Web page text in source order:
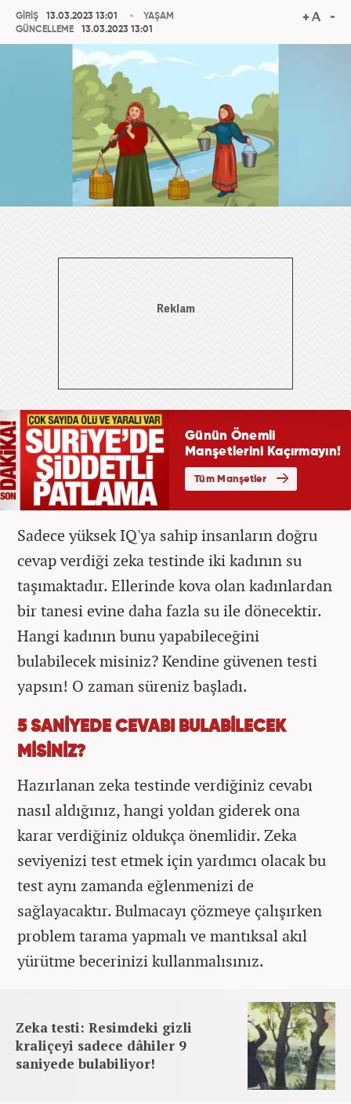
GİRİŞ
13.03.2023 13:01
GÜNCELLEME
13.03.2023 13:01
YAŞAM
Sadece yüksek IQ'ya sahip insanların doğru
cevap verdiği zeka testinde iki kadının su
taşımaktadır. Ellerinde kova olan kadınlardan
bir tanesi evine daha fazla su ile dönecektir.
Hangi kadının bunu yapabileceğini
bulabilecek misiniz? Kendine güvenen testi
yapsın! O zaman süreniz başladı.
5 SANİYEDE CEVABI BULABİLECEK
MİSİNİZ?
Hazırlanan zeka testinde verdiğiniz cevabı
nasıl aldığınız, hangi yoldan giderek ona
karar verdiğiniz oldukça önemlidir. Zeka
seviyenizi test etmek için yardımcı olacak bu
test aynı zamanda eğlenmenizi de
sağlayacaktır. Bulmacayı çözmeye çalışırken
problem tarama yapmalı ve mantıksal akıl
yürütme becerinizi kullanmalısınız.
Zeka testi: Resimdeki gizli
kraliçeyi sadece dâhiler 9
saniyede bulabiliyor!